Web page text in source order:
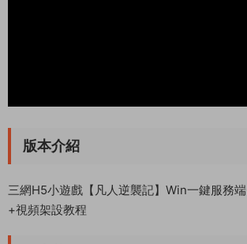
版本介紹
三網H5小遊戲【凡人逆襲記】Win一鍵服務
+視頻架設教程